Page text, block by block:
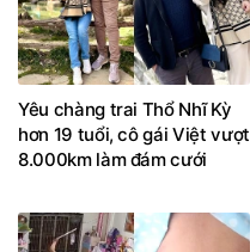
Yêu chàng trai Thổ Nhĩ Kỳ
hơn 19 tuổi, cô gái Việt vượt
8.000km làm đám cưới